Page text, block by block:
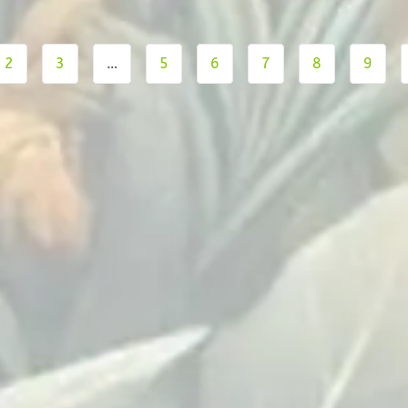
2 3 … 5 6 7 8 9